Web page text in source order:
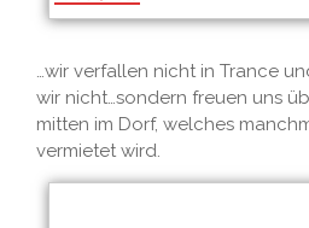
…wir verfallen nicht in Trance
wir nicht…sondern freuen uns
mitten im Dorf, welches
vermietet wird.